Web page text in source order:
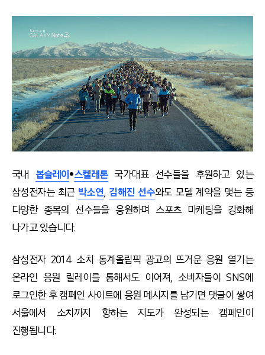
국내 봅슬레이 •스켈레톤국가대표 선수들을 후원하고 있는
삼성전자는 최근 박소연, 김해진 선수와도 모델 계약을 맺는 등
다양한 종목의 선수들을 응원하며 스포츠 마케팅을 강화해
나가고 있습니다.
삼성전자 2014 소치 동계올림픽 광고의 뜨거운 응원 열기는
온라인 응원 릴레이를 통해서도 이어져, 소비자들이 SNS에
로그인한 후 캠페인 사이트에 응원 메시지를 남기면 댓글이 쌓여
서울에서 소치까지 향하는 지도가 완성되는 캠페인이
진행됩니다.